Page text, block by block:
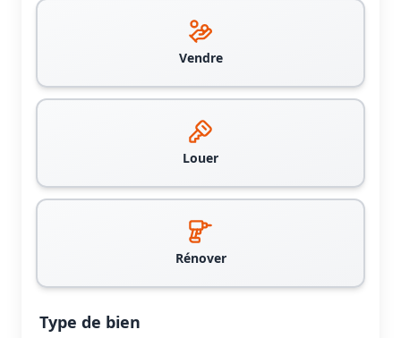
Vendre
Louer
Rénover
Type de bien